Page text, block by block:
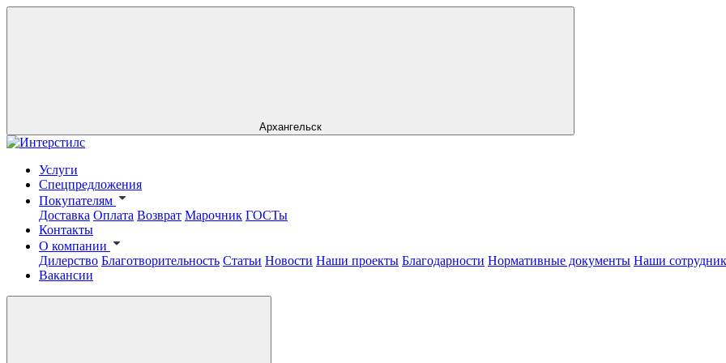
Архангельск
Услуги
Спецпредложения
Покупателям
Доставка Оплата Возврат Марочник ГОСТы
Контакты
О компании
Дилерство Благотворительность Статьи Новости Наши проекты Благодарности Нормативные документы Наши
Вакансии